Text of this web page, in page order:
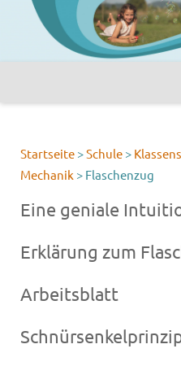
Startseite >Schule >
Mechanik > Flaschenzug
Eine geniale
Erklärung zum
Arbeitsblatt